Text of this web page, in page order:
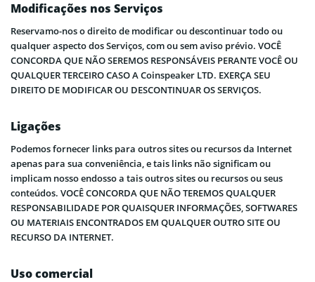
Modificações nos Serviços
Reservamo-nos o direito de modificar ou descontinuar todo ou
qualquer aspecto dos Serviços, com ou sem aviso prévio. VOCÊ
CONCORDA QUE NÃO SEREMOS RESPONSÁVEIS PERANTE VOCÊ OU
QUALQUER TERCEIRO CASO A Coinspeaker LTD. EXERÇA SEU
DIREITO DE MODIFICAR OU DESCONTINUAR OS SERVIÇOS.
Ligações
Podemos fornecer links para outros sites ou recursos da Internet
apenas para sua conveniência, e tais links não significam ou
implicam nosso endosso a tais outros sites ou recursos ou seus
conteúdos. VOCÊ CONCORDA QUE NÃO TEREMOS QUALQUER
RESPONSABILIDADE POR QUAISQUER INFORMAÇÕES, SOFTWARES
OU MATERIAIS ENCONTRADOS EM QUALQUER OUTRO SITE OU
RECURSO DA INTERNET.
Uso comercial